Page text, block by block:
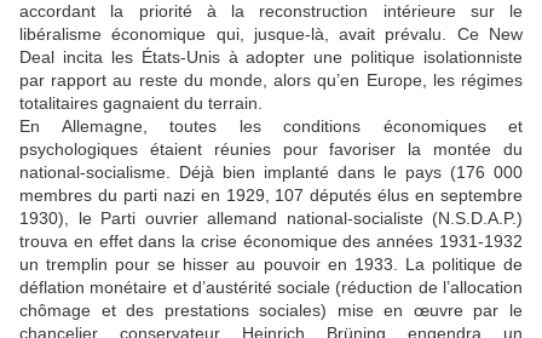
accordant la priorité à la reconstruction intérieure sur le
libéralisme économique qui, jusque-là, avait prévalu. Ce New
Deal incita les États-Unis à adopter une politique isolationniste
par rapport au reste du monde, alors qu’en Europe, les régimes
totalitaires gagnaient du terrain.
En Allemagne, toutes les conditions économiques et
psychologiques étaient réunies pour favoriser la montée du
national-socialisme. Déjà bien implanté dans le pays (176 000
membres du parti nazi en 1929, 107 députés élus en septembre
1930), le Parti ouvrier allemand national-socialiste (N.S.D.A.P.)
trouva en effet dans la crise économique des années 1931-1932
un tremplin pour se hisser au pouvoir en 1933. La politique de
déflation monétaire et d’austérité sociale (réduction de l’allocation
chômage et des prestations sociales) mise en œuvre par le
chancelier conservateur Heinrich Brüning engendra un